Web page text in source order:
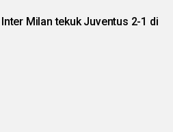
Milan tekuk Juventus 2-1 di